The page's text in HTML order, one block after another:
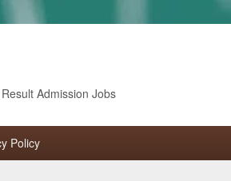
Admission Jobs
Policy